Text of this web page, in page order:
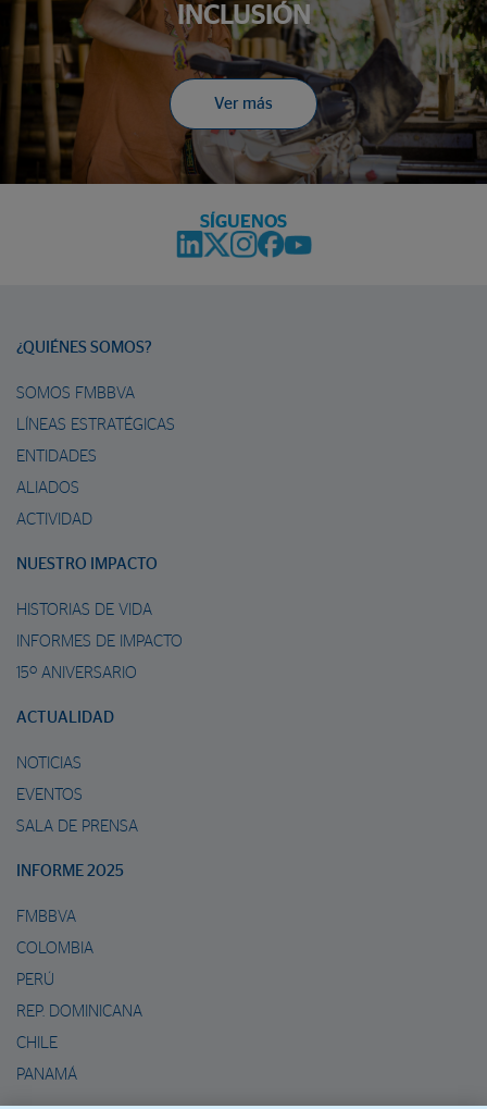
INCLUSIÓN
Ver más
SÍGUENOS
¿QUIÉNES SOMOS?
SOMOS FMBBVA
LÍNEAS ESTRATÉGICAS
ENTIDADES
ALIADOS
ACTIVIDAD
NUESTRO IMPACTO
HISTORIAS DE VIDA
INFORMES DE IMPACTO
15º ANIVERSARIO
ACTUALIDAD
NOTICIAS
EVENTOS
SALA DE PRENSA
INFORME 2025
FMBBVA
COLOMBIA
PERÚ
REP. DOMINICANA
CHILE
PANAMÁ